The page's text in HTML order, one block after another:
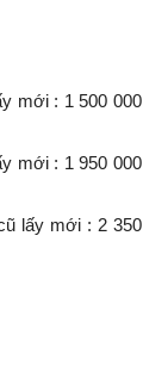
mới : 1 500 000
mới : 1 950 000
lấy mới : 2 350